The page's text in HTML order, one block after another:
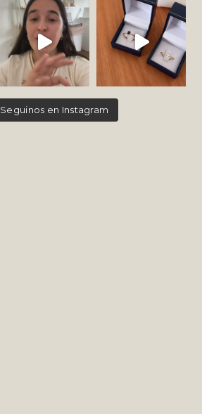
Seguinos en Instagram